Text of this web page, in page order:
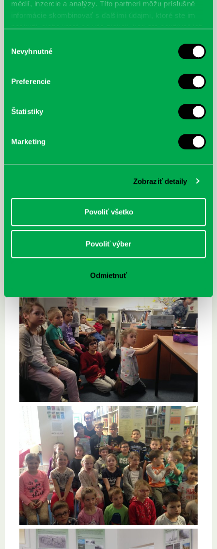
médií, inzercie a analýzy. Títo partneri môžu príslušné
informácie skombinovať s ďalšími údajmi, ktoré ste im
poskytli, alebo ktoré od vás získali, keď ste používali ich
súhlasu
Nevyhnutné
Preferencie
Štatistiky
Marketing
Zobraziť detaily
Povoliť všetko
Povoliť výber
Odmietnuť